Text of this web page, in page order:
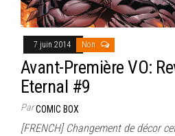
7 juin 2014 Non
Avant-Première VO:
Eternal #9
ParCOMIC BOX
[FRENCH] Changement de décor